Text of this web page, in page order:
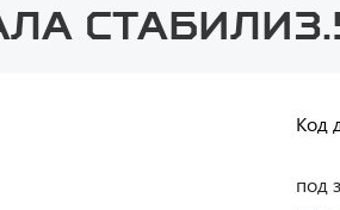
Код
под